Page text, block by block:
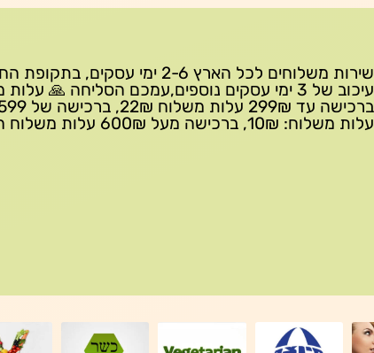
שירות משלוחים לכל הארץ 2-6 ימי עסקים,
עיכוב של 3 ימי עסקים נוספים,עמכם הסליחה 🙏
עלות משלוח: 10₪, ברכישה מעל 600₪ עלות משלוח חינם